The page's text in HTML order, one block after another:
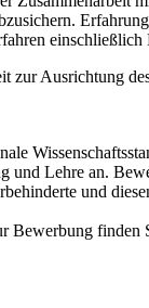
zur Ausrichtung
und Lehre an.
und
Bewerbung finden